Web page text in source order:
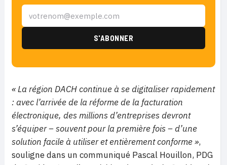
« La région DACH continue à se digitaliser rapidement
: avec l’arrivée de la réforme de la facturation
électronique, des millions d’entreprises devront
s’équiper – souvent pour la première fois – d’une
solution facile à utiliser et entièrement conforme »,
souligne dans un communiqué Pascal Houillon, PDG